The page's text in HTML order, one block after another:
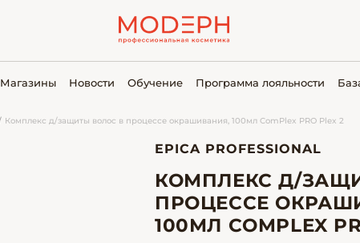
Магазины Новости Обучение Программа лояльности
Комплекс д/защиты волос в процессе окрашивания, 100мл ComPlex PRO Plex 2
EPICA PROFESSIONAL
КОМПЛЕКС Д/
ПРОЦЕССЕ
100МЛ COMPLEX